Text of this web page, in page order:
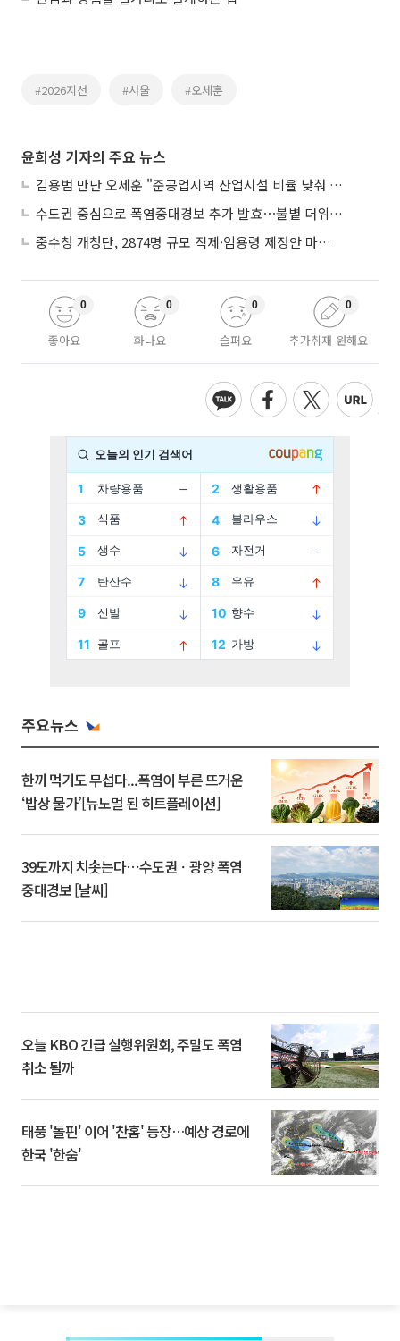
#2026지선 #서울 #오세훈
윤희성 기자의 주요 뉴스
김용범 만난 오세훈 "준공업지역 산업시설 비율 낮춰 공급 늘려야"
수도권 중심으로 폭염중대경보 추가 발효⋯불볕 더위 지속
중수청 개청단, 2874명 규모 직제·임용령 제정안 마련⋯5일 입법예고
좋아요
0
화나요
0
슬퍼요
0
추가취재 원해요
0
주요뉴스
한끼 먹기도 무섭다...폭염이 부른 뜨거운
‘밥상 물가’[뉴노멀 된 히트플레이션]
39도까지 치솟는다⋯수도권ㆍ광양 폭염
중대경보 [날씨]
오늘 KBO 긴급 실행위원회, 주말도 폭염
취소 될까
태풍 '돌핀' 이어 '찬홈' 등장…예상 경로에
한국 '한숨'